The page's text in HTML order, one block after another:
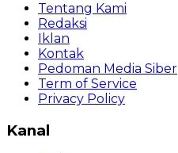
Tentang Kami
Redaksi
Iklan
Kontak
Pedoman Media Siber
Term of Service
Privacy Policy
Kanal